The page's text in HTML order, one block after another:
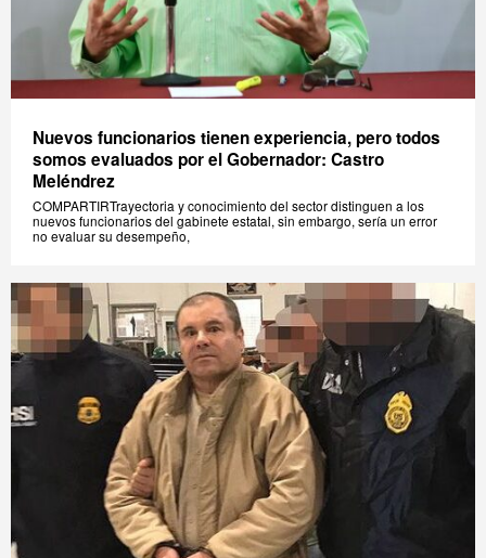
Nuevos funcionarios tienen experiencia, pero todos
somos evaluados por el Gobernador: Castro
Meléndrez
COMPARTIRTrayectoria y conocimiento del sector distinguen a los
nuevos funcionarios del gabinete estatal, sin embargo, sería un error
no evaluar su desempeño,